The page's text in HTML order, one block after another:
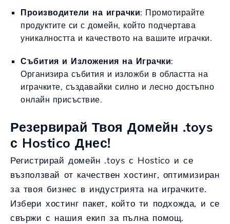
Производители на играчки: Промотирайте
продуктите си с домейн, който подчертава
уникалността и качеството на вашите играчки.
Събития и Изложения на Играчки:
Организира събития и изложби в областта на
играчките, създавайки силно и лесно достъпно
онлайн присъствие.
Резервирай Твоя Домейн .toys
с Hostico Днес!
Регистрирай домейн .toys с Hostico и се
възползвай от качествен хостинг, оптимизиран
за твоя бизнес в индустрията на играчките.
Избери хостинг пакет, който ти подхожда, и се
свържи с нашия екип за пълна помощ.